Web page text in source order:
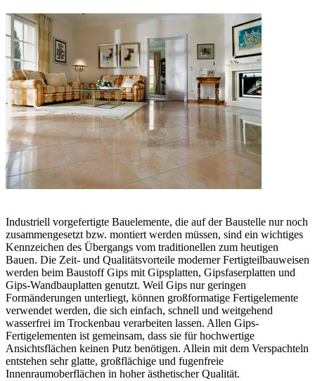
Industriell vorgefertigte Bauelemente, die auf der Baustelle nur noch
zusammengesetzt bzw. montiert werden müssen, sind ein wichtiges
Kennzeichen des Übergangs vom traditionellen zum heutigen
Bauen. Die Zeit- und Qualitätsvorteile moderner Fertigteilbauweisen
werden beim Baustoff Gips mit Gipsplatten, Gipsfaserplatten und
Gips-Wandbauplatten genutzt. Weil Gips nur geringen
Formänderungen unterliegt, können großformatige Fertigelemente
verwendet werden, die sich einfach, schnell und weitgehend
wasserfrei im Trockenbau verarbeiten lassen. Allen Gips-
Fertigelementen ist gemeinsam, dass sie für hochwertige
Ansichtsflächen keinen Putz benötigen. Allein mit dem Verspachteln
entstehen sehr glatte, großflächige und fugenfreie
Innenraumoberflächen in hoher ästhetischer Qualität.